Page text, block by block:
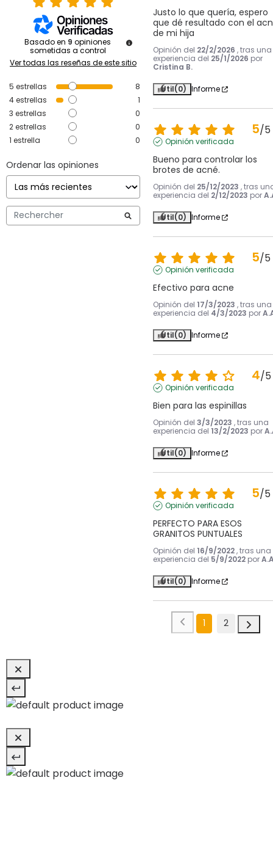
Basado en 9 opiniones
sometidas a control
Ver todas las reseñas de este sitio
5 estrellas
8
4estrellas
1
3 estrellas
0
2estrellas
0
1 estrella 0
Ordenar las opiniones
Justo lo que quería, espero
que dé resultado con el
de mi hija
Opinión del 22/2/2026 , tras una
experiencia del 25/1/2026 por
Cristina B.
Útil(0) Informe
5/5
Opinión verificada
Bueno para controlar los
brotes de acné.
Opinión del 25/12/2023 , tras
experiencia del 2/12/2023 por
Útil(0) Informe
5/5
Opinión verificada
Efectivo para acne
Opinión del 17/3/2023 , tras una
experiencia del 4/3/2023 por
Útil(0) Informe
4/5
Opinión verificada
Bien para las espinillas
Opinión del 3/3/2023 , tras una
experiencia del 13/2/2023 por
Útil(0) Informe
5/5
Opinión verificada
PERFECTO PARA ESOS
GRANITOS PUNTUALES
Opinión del 16/9/2022 , tras una
experiencia del 5/9/2022 por
Útil(0) Informe
1 2